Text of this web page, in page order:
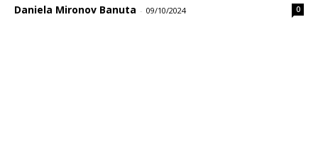
Daniela Mironov Banuta - 09/10/2024 0